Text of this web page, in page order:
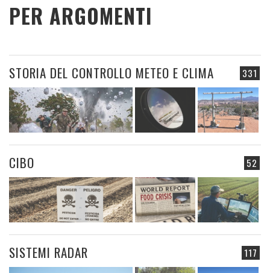
PER ARGOMENTI
331
STORIA DEL CONTROLLO METEO E CLIMA
52
CIBO
117
SISTEMI RADAR